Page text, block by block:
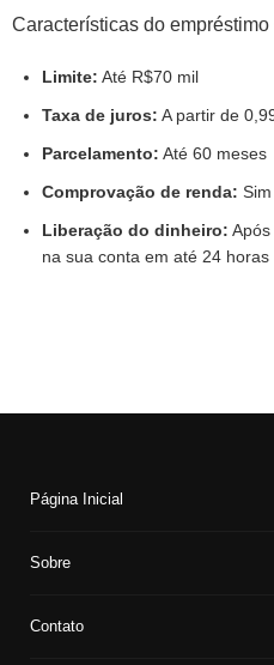
Características do
Limite: Até R$70 mil
Taxa de juros: A partir de
Parcelamento: Até 60 meses
Comprovação de renda:
Liberação do dinheiro:
na sua conta em até 24 horas
Página Inicial
Sobre
Contato